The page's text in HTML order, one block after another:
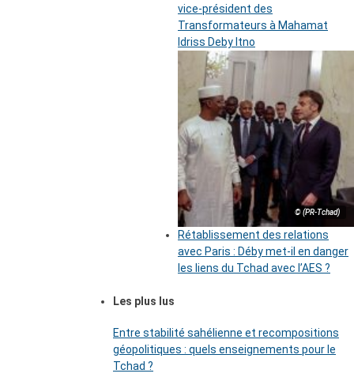
vice-président des
Transformateurs à Mahamat
Idriss Deby Itno
© (PR-Tchad)
Rétablissement des relations
avec Paris : Déby met-il en danger
les liens du Tchad avec l’AES ?
Les plus lus
Entre stabilité sahélienne et recompositions
géopolitiques : quels enseignements pour le
Tchad ?